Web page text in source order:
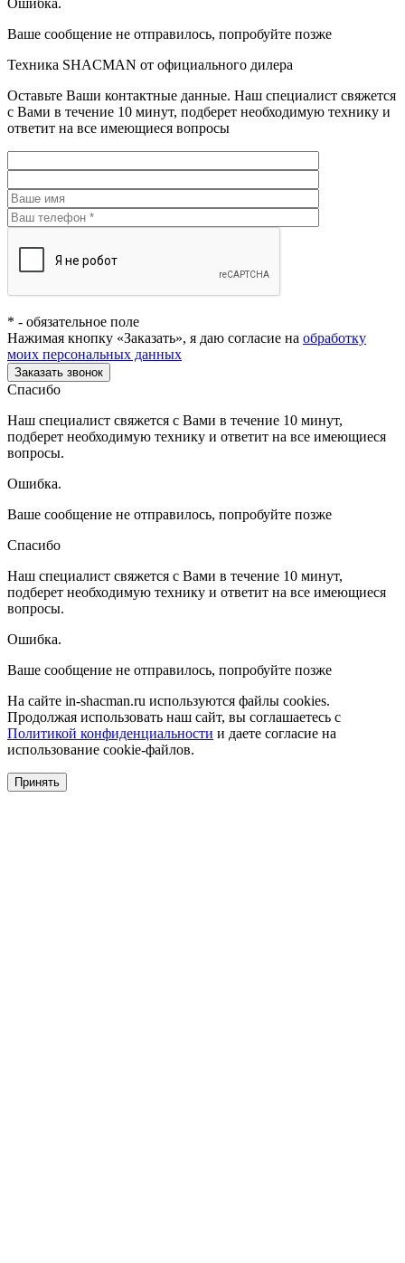
Ошибка.
Ваше сообщение не отправилось, попробуйте позже
Техника SHACMAN от официального дилера
Оставьте Ваши контактные данные. Наш специалист свяжется
с Вами в течение 10 минут, подберет необходимую технику и
ответит на все имеющиеся вопросы
* - обязательное поле
Нажимая кнопку «Заказать», я даю согласие на обработку
моих персональных данных
Заказать звонок
Спасибо
Наш специалист свяжется с Вами в течение 10 минут,
подберет необходимую технику и ответит на все имеющиеся
вопросы.
Ошибка.
Ваше сообщение не отправилось, попробуйте позже
Спасибо
Наш специалист свяжется с Вами в течение 10 минут,
подберет необходимую технику и ответит на все имеющиеся
вопросы.
Ошибка.
Ваше сообщение не отправилось, попробуйте позже
На сайте in-shacman.ru используются файлы cookies.
Продолжая использовать наш сайт, вы соглашаетесь с
Политикой конфиденциальности и даете согласие на
использование cookie-файлов.
Принять